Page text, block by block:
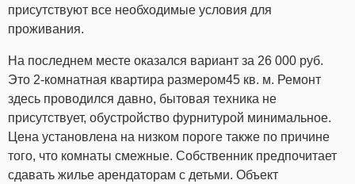
присутствуют все необходимые условия для
проживания.
На последнем месте оказался вариант за 26 000 руб.
Это 2-комнатная квартира размером45 кв. м. Ремонт
здесь проводился давно, бытовая техника не
присутствует, обустройство фурнитурой минимальное.
Цена установлена на низком пороге также по причине
того, что комнаты смежные. Собственник предпочитает
сдавать жилье арендаторам с детьми. Объект